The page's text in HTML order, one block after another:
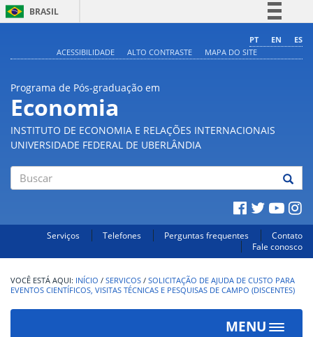
BRASIL
Comunica BR
PT EN
ES
ACESSIBILIDADE
ALTO CONTRASTE MAPA DO SITE
Programa de Pós-graduação em
Economia
INSTITUTO DE ECONOMIA E RELAÇÕES INTERNACIONAIS
UNIVERSIDADE FEDERAL DE UBERLÂNDIA
Serviços Telefones Perguntas frequentes
Contato
Fale conosco
INÍCIO / SERVICOS / SOLICITAÇÃO DE AJUDA DE CUSTO PARA
EVENTOS CIENTÍFICOS, VISITAS TÉCNICAS E PESQUISAS DE CAMPO (DISCENTES)
MENU
Toggle